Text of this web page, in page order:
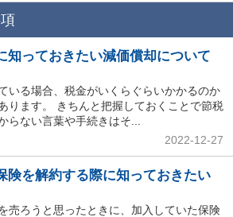
知っておきたい減価償却について
いる場合、税金がいくらぐらいかかるのか
ります。 きちんと把握しておくことで節税
らない言葉や手続きはそ...
2022-12-27
険を解約する際に知っておきたい
売ろうと思ったときに、加入していた保険